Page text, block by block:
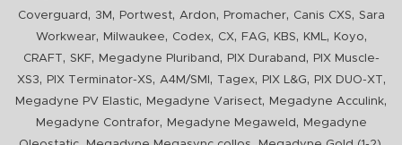
Coverguard , 3M , Portwest, Ardon, Promacher, Canis CXS, Sara
Workwear, Milwaukee, Codex, CX, FAG, KBS, KML, Koyo,
CRAFT, SKF, Megadyne Pluriband , PIX Duraband ,
PIX Muscle-
XS3, PIX Terminator-XS, A4M/SMI , Tagex, PIX L&G, PIX DUO-XT,
Megadyne PV Elastic, Megadyne Varisect, Megadyne Acculink,
Megadyne Contrafor, Megadyne Megaweld ,
Megadyne